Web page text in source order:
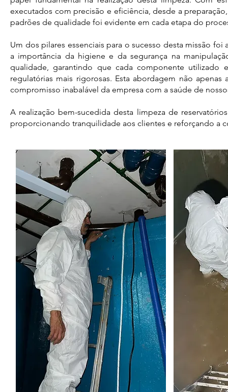
executados com precisão e eficiência, desde a
padrões de qualidade foi evidente em cada etapa do
Um dos pilares essenciais para o sucesso desta missão
a importância da higiene e da segurança na
qualidade, garantindo que cada componente utilizado
regulatórias mais rigorosas. Esta abordagem não
compromisso inabalável da empresa com a saúde de
A realização bem-sucedida desta limpeza de
proporcionando tranquilidade aos clientes e reforçando a